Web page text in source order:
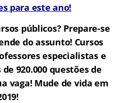
para este ano!
públicos? Prepare-se
do assunto! Cursos
especialistas e
920.000 questões de
vaga! Mude de vida em